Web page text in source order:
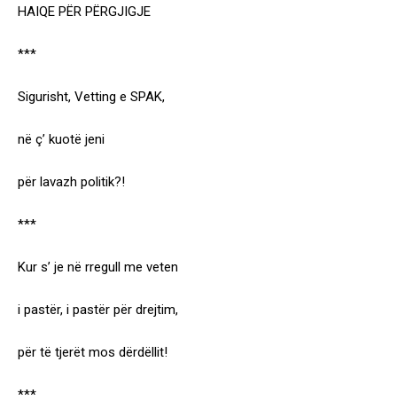
HAIQE PËR PËRGJIGJE
***
Sigurisht, Vetting e SPAK,
në ç’ kuotë jeni
për lavazh politik?!
***
Kur s’ je në rregull me veten
i pastër, i pastër për drejtim,
për të tjerët mos dërdëllit!
***